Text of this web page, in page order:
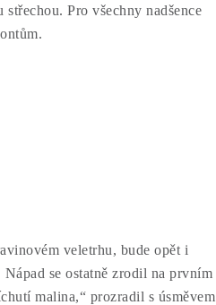
Pro všechny nadšence
veletrhu, bude opět i
se ostatně zrodil na prvním
malina,“ prozradil s úsměvem